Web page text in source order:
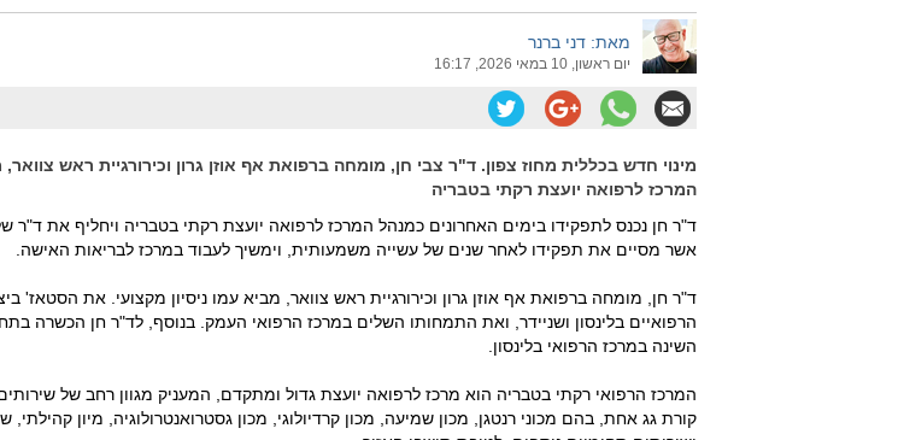
מאת: דני ברנר
יום ראשון, 10 במאי 2026, 16:17
מינוי חדש בכללית מחוז צפון. ד"ר צבי חן, מומחה ברפואת אף אוזן גרון וכירורגיית ראש
המרכז לרפואה יועצת רקתי בטבריה
ד"ר חן נכנס לתפקידו בימים האחרונים כמנהל המרכז לרפואה יועצת רקתי בטבריה ויחליף את ד"ר
אשר מסיים את תפקידו לאחר שנים של עשייה משמעותית, וימשיך לעבוד במרכז לבריאות האישה.
ד"ר חן, מומחה ברפואת אף אוזן גרון וכירורגיית ראש צוואר, מביא עמו ניסיון מקצועי. את הסטאז'
הרפואיים בלינסון ושניידר, ואת התמחותו השלים במרכז הרפואי העמק. בנוסף, לד"ר חן הכשרה
השינה במרכז הרפואי בלינסון.
המרכז הרפואי רקתי בטבריה הוא מרכז לרפואה יועצת גדול ומתקדם, המעניק מגוון רחב של
קורת גג אחת, בהם מכוני רנטגן, מכון שמיעה, מכון קרדיולוגי, מכון גסטרואנטרולוגיה, מיון קהילתי,